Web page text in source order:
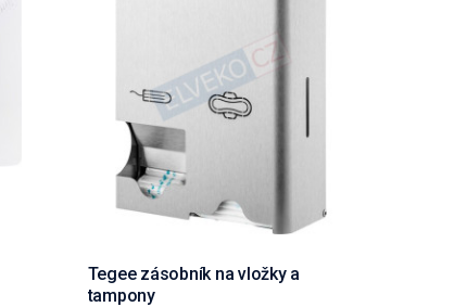
Tegee zásobník na vložky a
tampony